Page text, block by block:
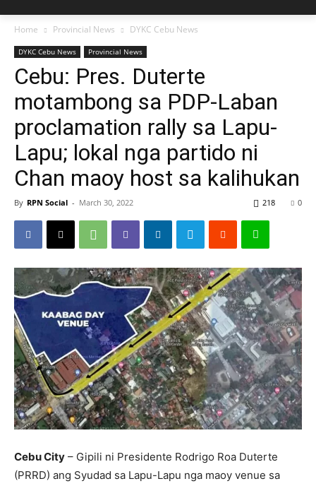
Home Provincial News DYKC Cebu News
DYKC Cebu News Provincial News
Cebu: Pres. Duterte
motambong sa PDP-Laban
proclamation rally sa Lapu-
Lapu; lokal nga partido ni
Chan maoy host sa kalihukan
By RPN Social - March 30, 2022 0
218
Cebu City – Gipili ni Presidente Rodrigo Roa Duterte
(PRRD) ang Syudad sa Lapu-Lapu nga maoy venue sa